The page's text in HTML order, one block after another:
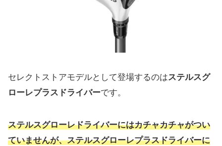
セレクトストアモデルとして登場するのはステルスグ
ローレプラスドライバーです。
ステルスグローレドライバーにはカチャカチャがつい
ていませんが、ステルスグローレプラスドライバーに